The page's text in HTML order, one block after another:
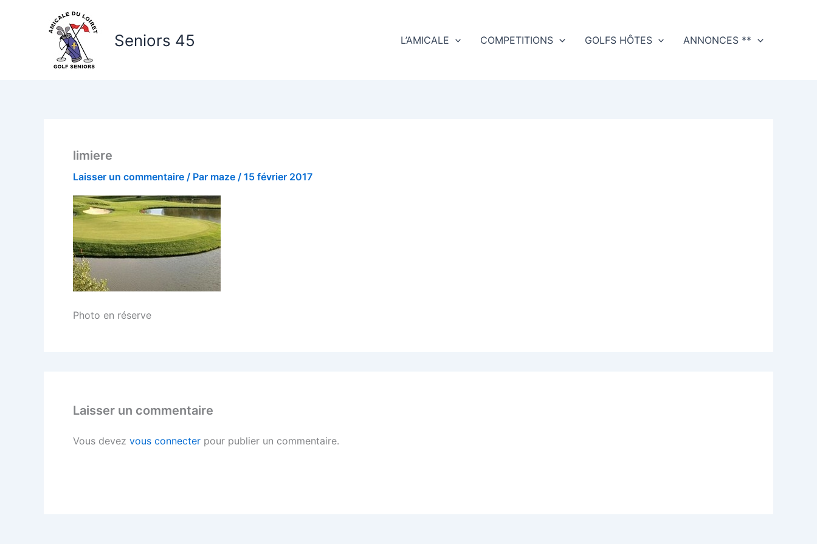
Seniors 45 L’AMICALE COMPETITIONS GOLFS HÔTES ANNONCES **
limiere
Laisser un commentaire / Par maze / 15 février 2017
Photo en réserve
Laisser un commentaire
Vous devez vous connecter pour publier un commentaire.